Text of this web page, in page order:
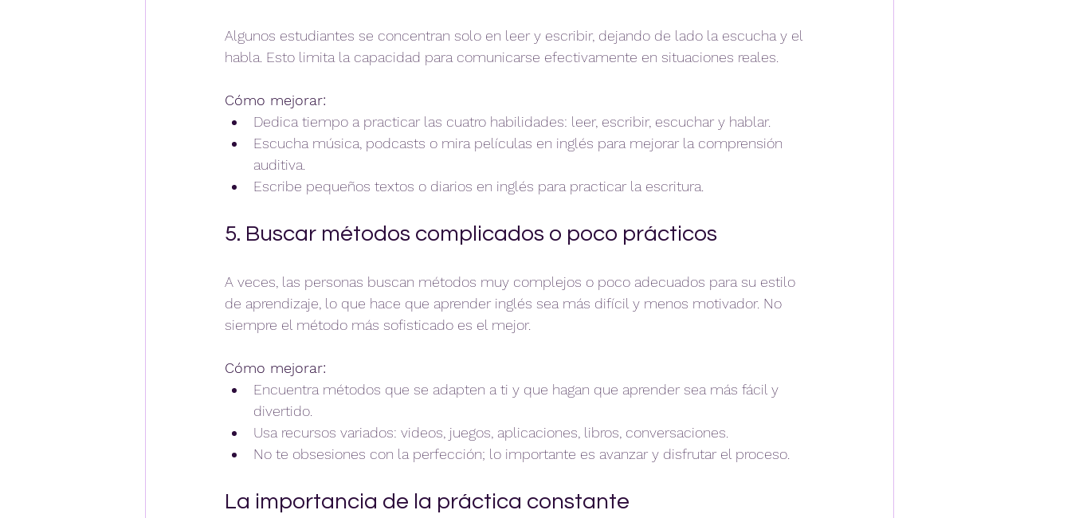
Algunos estudiantes se concentran solo en leer y escribir, dejando de lado la escucha y el
habla. Esto limita la capacidad para comunicarse efectivamente en situaciones reales.
Cómo mejorar:
Dedica tiempo a practicar las cuatro habilidades: leer, escribir, escuchar y hablar.
Escucha música, podcasts o mira películas en inglés para mejorar la comprensión
auditiva.
Escribe pequeños textos o diarios en inglés para practicar la escritura.
5. Buscar métodos complicados o poco prácticos
A veces, las personas buscan métodos muy complejos o poco adecuados para su estilo
de aprendizaje, lo que hace que aprender inglés sea más difícil y menos motivador. No
siempre el método más sofisticado es el mejor.
Cómo mejorar:
Encuentra métodos que se adapten a ti y que hagan que aprender sea más fácil y
divertido.
Usa recursos variados: videos, juegos, aplicaciones, libros, conversaciones.
No te obsesiones con la perfección; lo importante es avanzar y disfrutar el proceso.
La importancia de la práctica constante